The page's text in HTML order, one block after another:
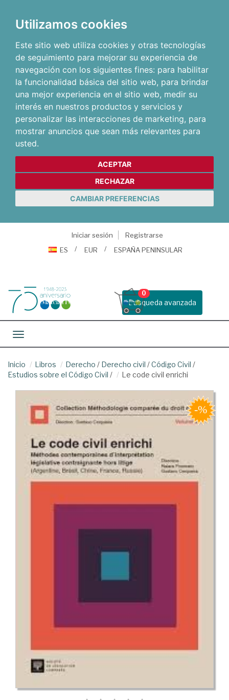
Utilizamos cookies
Este sitio web utiliza cookies y otras tecnologías
de seguimiento para mejorar su experiencia de
navegación con los siguientes fines: para habilitar
la funcionalidad básica del sitio web, para brindar
una mejor experiencia en el sitio web, medir su
interés en nuestros productos y servicios y
personalizar las interacciones de marketing, para
mostrar anuncios que sean más relevantes para
usted.
ACEPTAR
RECHAZAR
CAMBIAR PREFERENCIAS
Iniciar sesión
Registrarse
ES
EUR ESPAÑA PENINSULAR
Busqueda avanzada
0
Toggle navigation
Inicio Libros Derecho / Derecho civil /Código Civil /
Estudios sobre el Código Civil / Le code civil enrichi